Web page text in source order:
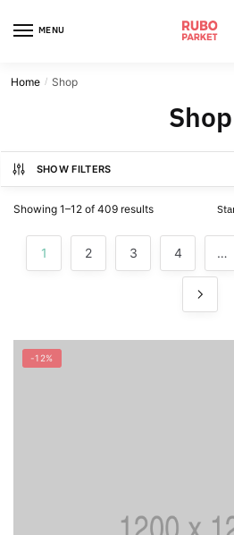
MENU
Home / Shop
Shop
SHOW FILTERS
Showing 1–12 of 409 results
1 2 3 4 …
-12%